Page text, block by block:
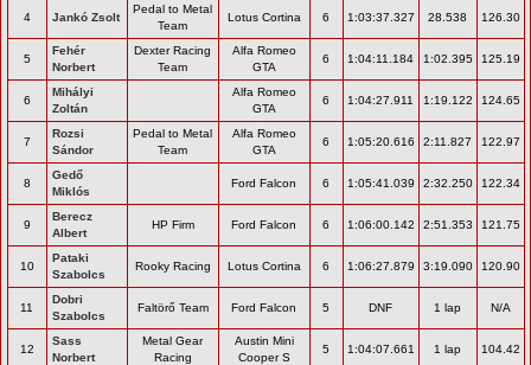
4 Jankó Zsolt
Pedal to Metal
Team
Lotus Cortina 6 1:03:37.327 28.538 126.30
5
Fehér
Norbert
Dexter Racing
Team
Alfa Romeo
GTA
6 1:04:11.184 1:02.395 125.19
6
Mihályi
Zoltán
Alfa Romeo
GTA
6 1:04:27.911 1:19.122 124.65
7
Rozsi
Sándor
Pedal to Metal
Team
Alfa Romeo
GTA
6 1:05:20.616 2:11.827 122.97
8
Gedő
Miklós
Ford Falcon 6 1:05:41.039 2:32.250 122.34
9
Berecz
Albert
HP Firm Ford Falcon 6 1:06:00.142 2:51.353 121.75
10
Pataki
Szabolcs
Rooky Racing Lotus Cortina 6 1:06:27.879 3:19.090 120.90
11
Dobri
Szabolcs
Faltörő Team Ford Falcon 5 DNF 1 lap N/A
12
Sass
Norbert
Metal Gear
Racing
Austin Mini
Cooper S
5 1:04:07.661 1 lap 104.42